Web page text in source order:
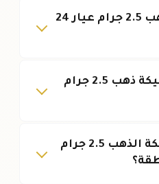
هل تعتبر سبيكة الذهب 2.5 جرام عيار 24
أين يمكنني شراء سبيكة ذهب 2.5 جرام
هل يختلف سعر سبيكة الذهب 2.5 جرام